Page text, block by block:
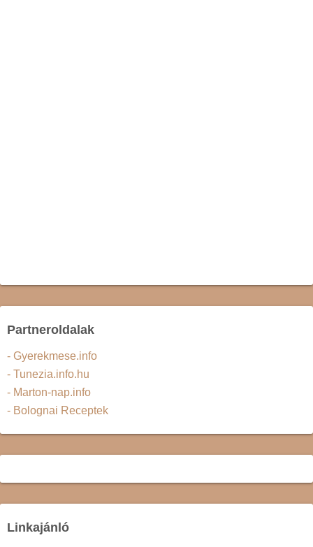
Partneroldalak
- Gyerekmese.info
- Tunezia.info.hu
- Marton-nap.info
- Bolognai Receptek
Linkajánló